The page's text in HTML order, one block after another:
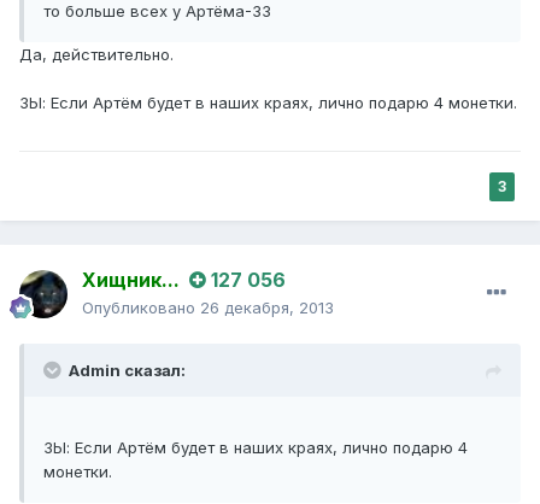
то больше всех у Артёма-33
Да, действительно.
ЗЫ: Если Артём будет в наших краях, лично подарю 4 монетки.
3
Хищник... 127 056
Опубликовано 26 декабря, 2013
Admin сказал:
ЗЫ: Если Артём будет в наших краях, лично подарю 4
монетки.